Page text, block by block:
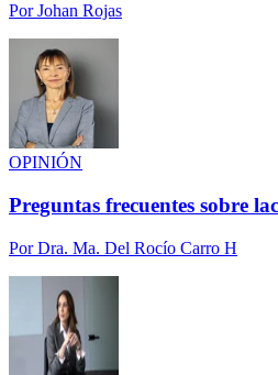
PorJohan Rojas
OPINIÓN
Preguntas frecuentes sobre
PorDra. Ma. Del Rocío Carro H